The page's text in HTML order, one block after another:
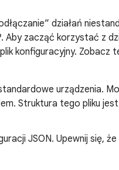
działań
. Aby zacząć korzystać z
konfiguracyjny. Zobacz
urządzenia.
Struktura tego pliku
JSON. Upewnij się, że